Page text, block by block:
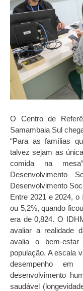
O Centro de
Samambaia Sul
“Para as famílias
talvez sejam as
comida na
Desenvolvimento
Desenvolvimento
Entre 2021 e 2024,
ou 5,2%, quando
era de 0,824. O
avaliar a realidade
avalia o bem-
população. A escala
desempenho em
desenvolvimento
saudável